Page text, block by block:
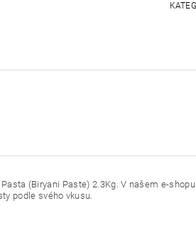
(Biryani Paste) 2.3Kg. V našem e-
podle svého vkusu.